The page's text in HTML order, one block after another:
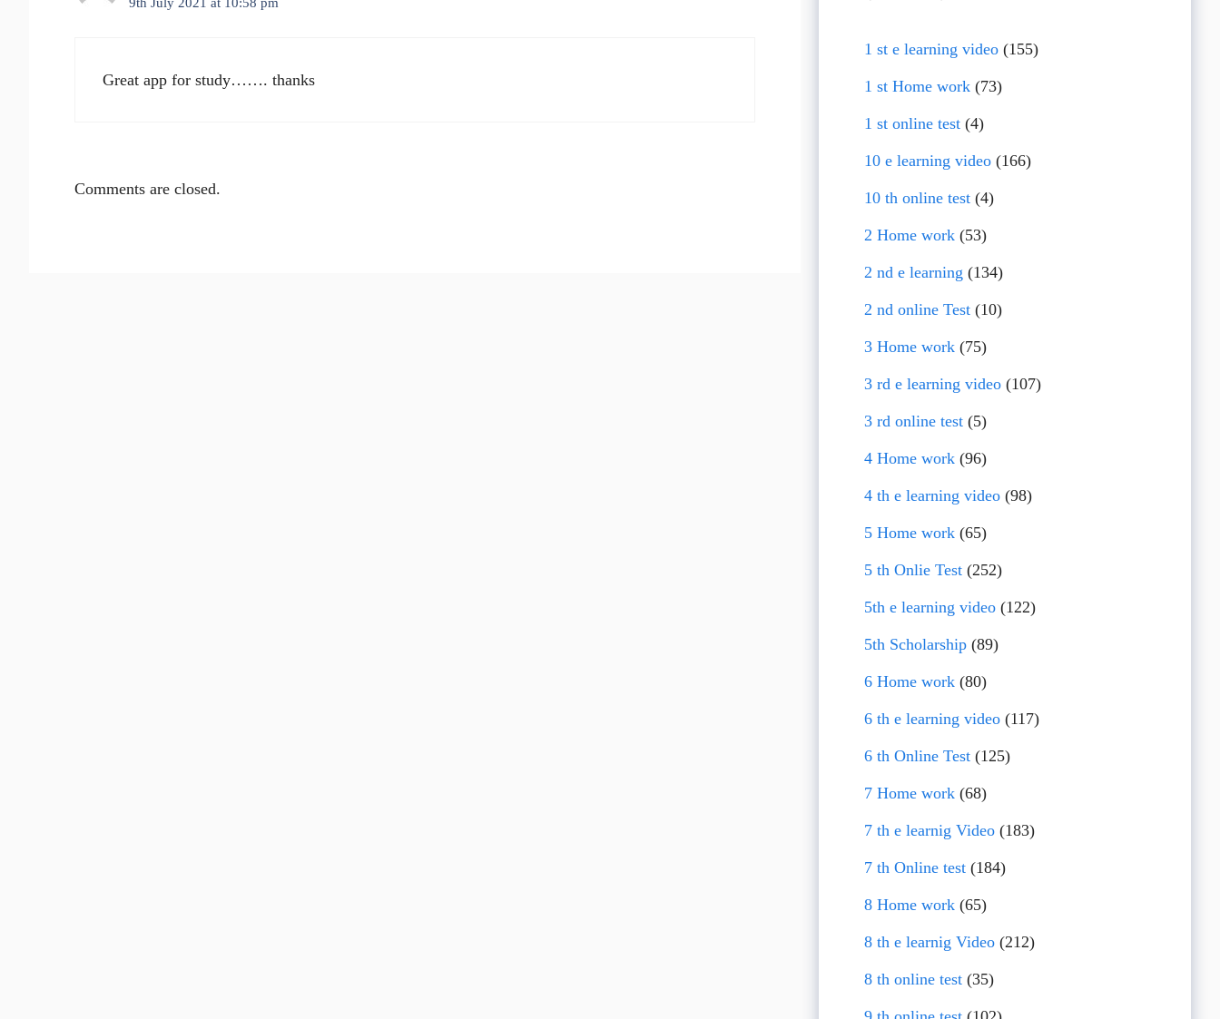
Great app for study……. thanks
Comments are closed.
1 st e learning video(155)
1 st Home work(73)
1 st online test(4)
10 e learning video(166)
10 th online test(4)
2 Home work(53)
2 nd e learning (134)
2 nd online Test(10)
3 Home work(75)
3 rd e learning video(107)
3 rd online test(5)
4 Home work(96)
4 th e learning video(98)
5 Home work(65)
5 th Onlie Test(252)
5th e learning video(122)
5th Scholarship(89)
6 Home work(80)
6 th e learning video(117)
6 th Online Test(125)
7 Home work(68)
7 th e learnig Video(183)
7 th Online test(184)
8 Home work(65)
8 th e learnig Video(212)
8 th online test(35)